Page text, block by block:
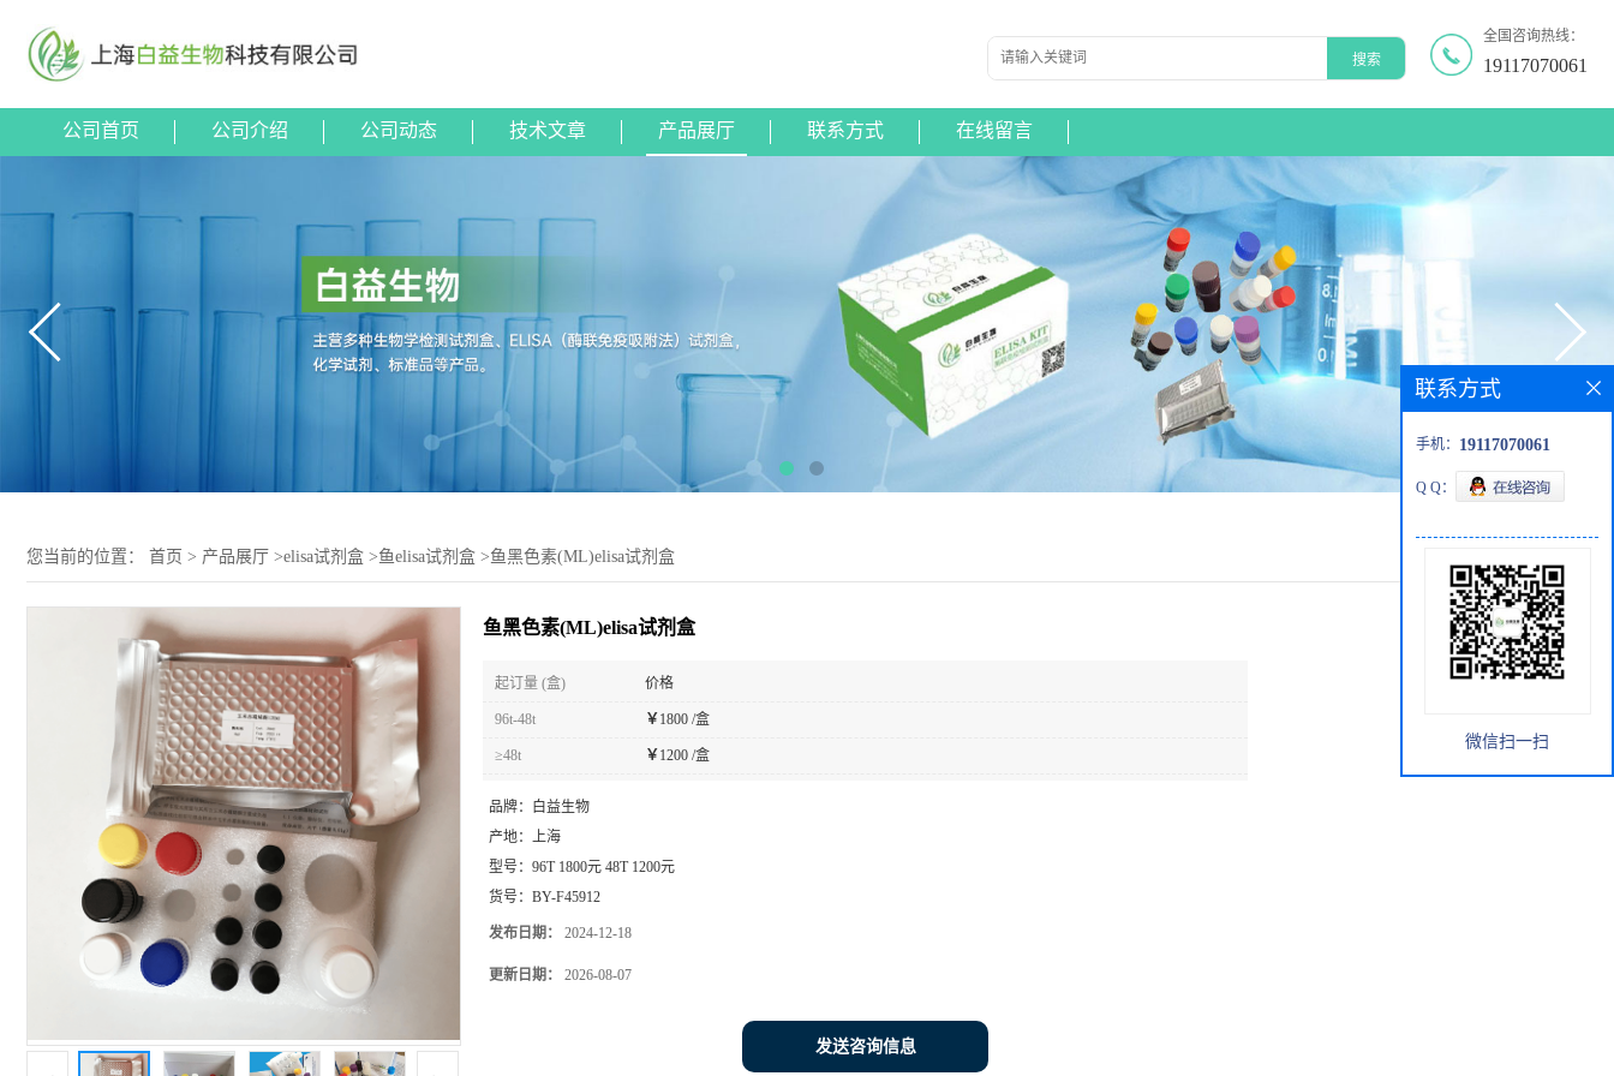
全国咨询热线：
19117070061
公司首页 公司介绍 公司动态 技术文章 产品展厅 联系方式 在线留言
您当前的位置： 首页 > 产品展厅 >elisa试剂盒 >鱼elisa试剂盒 >鱼黑色素(ML)elisa试剂盒
鱼黑色素(ML)elisa试剂盒
起订量 (盒) 价格
96t-48t ￥ 1800 /盒
≥48t ￥ 1200 /盒
品牌：
白益生物
产地： 上海
型号： 96T 1800元 48T 1200元
货号： BY-F45912
发布日期： 2024-12-18
更新日期： 2026-08-07
发送咨询信息
联系方式
手机： 19117070061
Q Q：
微信扫一扫